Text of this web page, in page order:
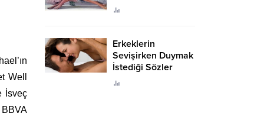
Well
İsveç
Erkeklerin
Sevişirken Duymak
İstediği Sözler
Neler?